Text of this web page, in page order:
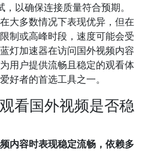
以确保连接质量符合预期。
大多数情况下表现优异，但在
制或高峰时段，速度可能会受
灯加速器在访问国外视频内容
用户提供流畅且稳定的观看体
好者的首选工具之一。
看国外视频是否稳
内容时表现稳定流畅，依赖多